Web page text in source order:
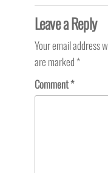
Leave a Reply
Your email address
are marked*
Comment*